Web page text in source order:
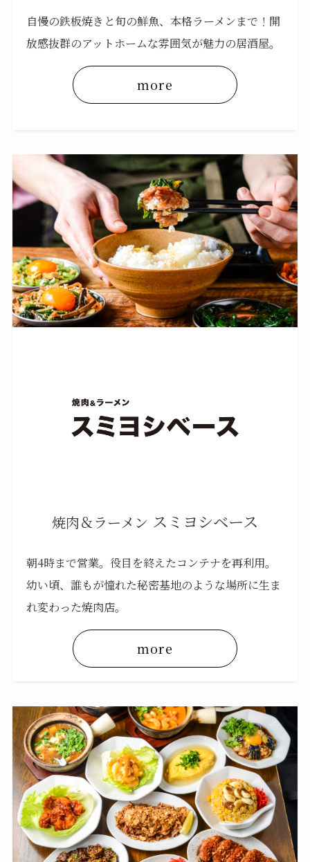
自慢の鉄板焼きと旬の鮮魚、本格ラーメンまで！開
放感抜群のアットホームな雰囲気が魅力の居酒屋。
more
焼肉＆ラーメン スミヨシベース
朝4時まで営業。役目を終えたコンテナを再利用。
幼い頃、誰もが憧れた秘密基地のような場所に生ま
れ変わった焼肉店。
more